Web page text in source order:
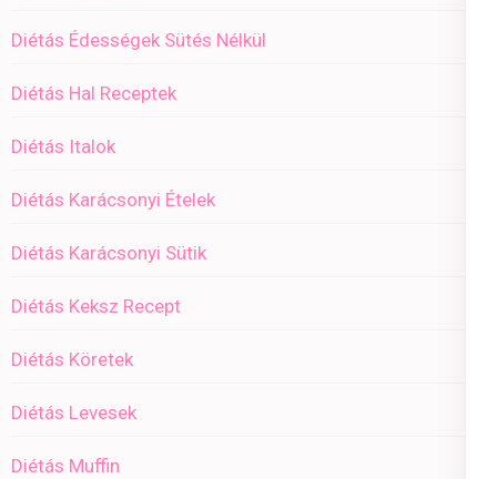
Diétás Édességek Sütés Nélkül
Diétás Hal Receptek
Diétás Italok
Diétás Karácsonyi Ételek
Diétás Karácsonyi Sütik
Diétás Keksz Recept
Diétás Köretek
Diétás Levesek
Diétás Muffin